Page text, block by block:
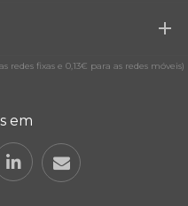
fixas e 0,13€ para as redes móveis)
em